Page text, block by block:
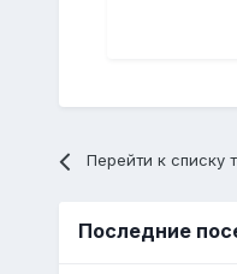
Перейти к списку
Последние